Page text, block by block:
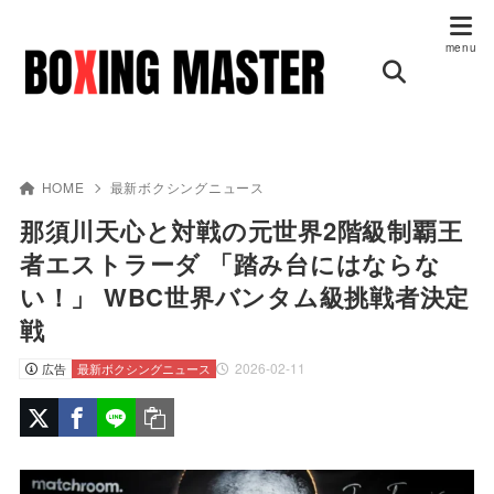
HOME 最新ボクシングニュース
那須川天心と対戦の元世界2階級制覇王
者エストラーダ 「踏み台にはならな
い！」 WBC世界バンタム級挑戦者決定
戦
広告 2026-02-11
最新ボクシングニュース